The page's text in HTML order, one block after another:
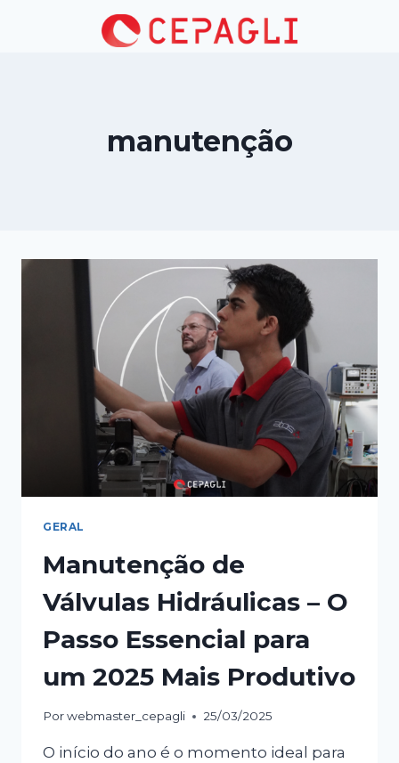
manutenção
GERAL
Manutenção de
Válvulas Hidráulicas – O
Passo Essencial para
um 2025 Mais Produtivo
Porwebmaster_cepagli 25/03/2025
O início do ano é o momento ideal para